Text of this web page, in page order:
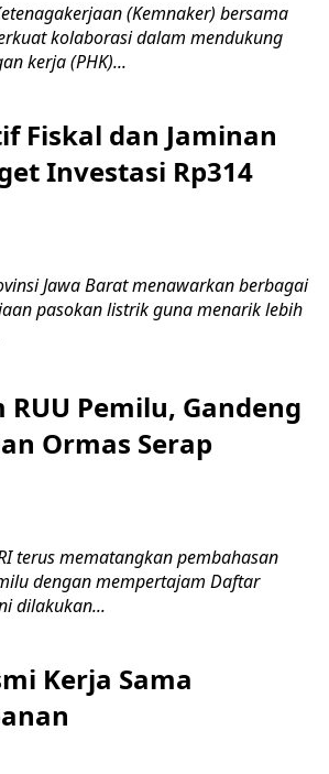
(Kemnaker) bersama
kolaborasi dalam mendukung
kerja (PHK)...
Fiskal dan Jaminan
Investasi Rp314
Jawa Barat menawarkan berbagai
pasokan listrik guna menarik lebih
Pemilu, Gandeng
Ormas Serap
RI terus mematangkan pembahasan
dengan mempertajam Daftar
dilakukan...
Kerja Sama